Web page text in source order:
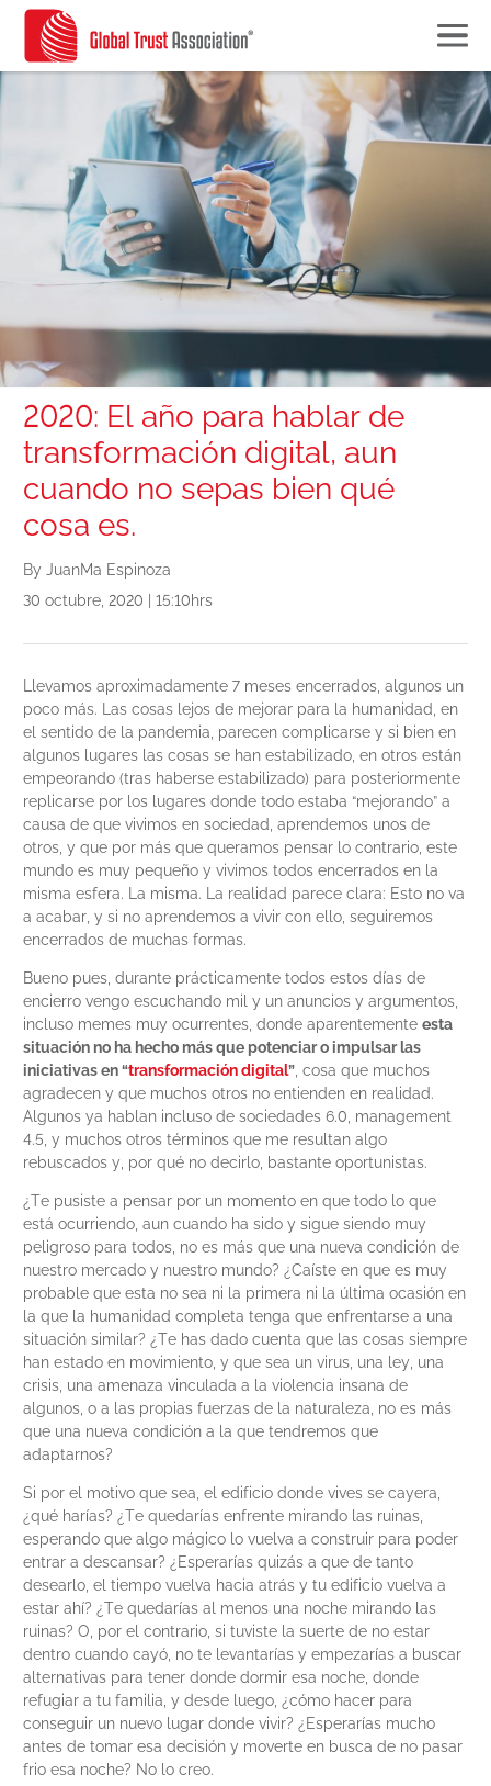
2020: El año para hablar de
transformación digital, aun
cuando no sepas bien qué
cosa es.
By JuanMa Espinoza
30 octubre, 2020 | 15:10hrs
Llevamos aproximadamente 7 meses encerrados, algunos un
poco más. Las cosas lejos de mejorar para la humanidad, en
el sentido de la pandemia, parecen complicarse y si bien en
algunos lugares las cosas se han estabilizado, en otros están
empeorando (tras haberse estabilizado) para posteriormente
replicarse por los lugares donde todo estaba “mejorando” a
causa de que vivimos en sociedad, aprendemos unos de
otros, y que por más que queramos pensar lo contrario, este
mundo es muy pequeño y vivimos todos encerrados en la
misma esfera. La misma. La realidad parece clara: Esto no va
a acabar, y si no aprendemos a vivir con ello, seguiremos
encerrados de muchas formas.
Bueno pues, durante prácticamente todos estos días de
encierro vengo escuchando mil y un anuncios y argumentos,
incluso memes muy ocurrentes, donde aparentemente esta
situación no ha hecho más que potenciar o impulsar las
iniciativas en “transformación digital” , cosa que muchos
agradecen y que muchos otros no entienden en realidad.
Algunos ya hablan incluso de sociedades 6.0, management
4.5, y muchos otros términos que me resultan algo
rebuscados y, por qué no decirlo, bastante oportunistas.
¿Te pusiste a pensar por un momento en que todo lo que
está ocurriendo, aun cuando ha sido y sigue siendo muy
peligroso para todos, no es más que una nueva condición de
nuestro mercado y nuestro mundo? ¿Caíste en que es muy
probable que esta no sea ni la primera ni la última ocasión en
la que la humanidad completa tenga que enfrentarse a una
situación similar? ¿Te has dado cuenta que las cosas siempre
han estado en movimiento, y que sea un virus, una ley, una
crisis, una amenaza vinculada a la violencia insana de
algunos, o a las propias fuerzas de la naturaleza, no es más
que una nueva condición a la que tendremos que
adaptarnos?
Si por el motivo que sea, el edificio donde vives se cayera,
¿qué harías? ¿Te quedarías enfrente mirando las ruinas,
esperando que algo mágico lo vuelva a construir para poder
entrar a descansar? ¿Esperarías quizás a que de tanto
desearlo, el tiempo vuelva hacia atrás y tu edificio vuelva a
estar ahí? ¿Te quedarías al menos una noche mirando las
ruinas? O, por el contrario, si tuviste la suerte de no estar
dentro cuando cayó, no te levantarías y empezarías a buscar
alternativas para tener donde dormir esa noche, donde
refugiar a tu familia, y desde luego, ¿cómo hacer para
conseguir un nuevo lugar donde vivir? ¿Esperarías mucho
antes de tomar esa decisión y moverte en busca de no pasar
frio esa noche? No lo creo.